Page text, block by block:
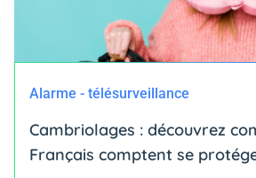
Alarme - télésurveillance
Cambriolages : découvrez
Français comptent se